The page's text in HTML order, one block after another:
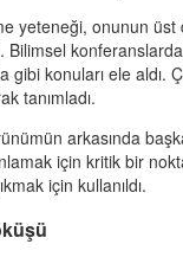
yeteneği, onunun
Bilimsel
konuları ele
tanımladı.
arkasında
için kritik bir
için kullanıldı.